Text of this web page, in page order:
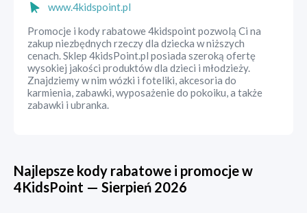
www.4kidspoint.pl
Promocje i kody rabatowe 4kidspoint pozwolą Ci na
zakup niezbędnych rzeczy dla dziecka w niższych
cenach. Sklep 4kidsPoint.pl posiada szeroką ofertę
wysokiej jakości produktów dla dzieci i młodzieży.
Znajdziemy w nim wózki i foteliki, akcesoria do
karmienia, zabawki, wyposażenie do pokoiku, a także
zabawki i ubranka.
Najlepsze kody rabatowe i promocje w
4KidsPoint — Sierpień 2026